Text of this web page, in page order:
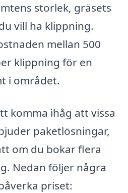
storlek, gräsets
vill ha klippning.
mellan 500
klippning för en
i området.
komma ihåg att vissa
paketlösningar,
om du bokar flera
Nedan följer några
priset: